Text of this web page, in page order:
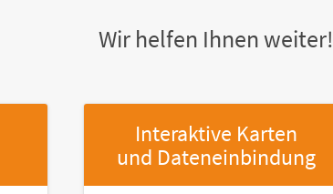
Wir helfen Ihnen weiter!
Interaktive Karten
und Dateneinbindung